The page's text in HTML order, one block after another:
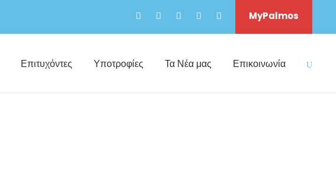
MyPalmos
Επιτυχόντες Υποτροφίες Τα Νέα μας Επικοινωνία